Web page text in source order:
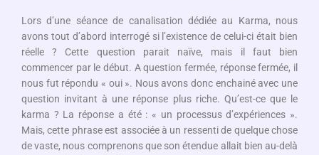
Lors d’une séance de canalisation dédiée au Karma, nous
avons tout d’abord interrogé si l’existence de celui-ci était bien
réelle ? Cette question parait naïve, mais il faut bien
commencer par le début. A question fermée, réponse fermée, il
nous fut répondu « oui ». Nous avons donc enchainé avec une
question invitant à une réponse plus riche. Qu’est-ce que le
karma ? La réponse a été : « un processus d’expériences ».
Mais, cette phrase est associée à un ressenti de quelque chose
de vaste, nous comprenons que son étendue allait bien au-delà